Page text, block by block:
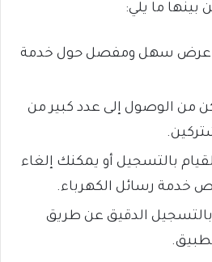
بينها ما يلي:
عرض سهل ومفصل حول خدمة
من الوصول إلى عدد كبير من
بالتسجيل أو يمكنك إلغاء
خدمة رسائل الكهرباء.
الدقيق عن طريق